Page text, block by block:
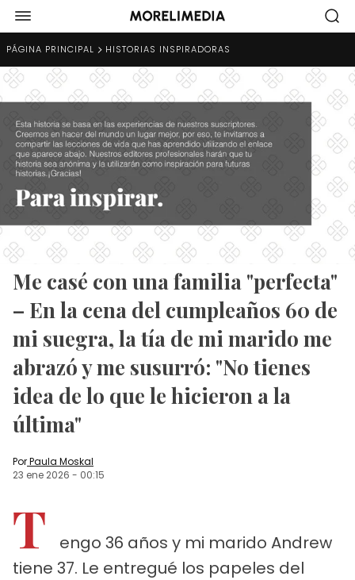
PÁGINA PRINCIPAL HISTORIAS INSPIRADORAS
Me casé con una familia "perfecta"
– En la cena del cumpleaños 60 de
mi suegra, la tía de mi marido me
abrazó y me susurró: "No tienes
idea de lo que le hicieron a la
última"
PorPaula Moskal
23 ene 2026 - 00:15
T
engo 36 años y mi marido Andrew
tiene 37. Le entregué los papeles del